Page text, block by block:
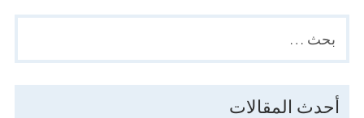
SIDEBAR
البحث
عن:
أحدث المقالات